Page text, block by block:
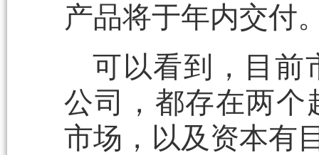
产品将于年内交付
可以看到，目前
公司，都存在两个
市场，以及资本有